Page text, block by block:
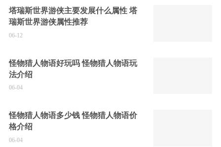
塔瑞斯世界游侠主要发展什么属性 塔
瑞斯世界游侠属性推荐
06-12
怪物猎人物语好玩吗 怪物猎人物语玩
法介绍
06-04
怪物猎人物语多少钱 怪物猎人物语价
格介绍
06-04